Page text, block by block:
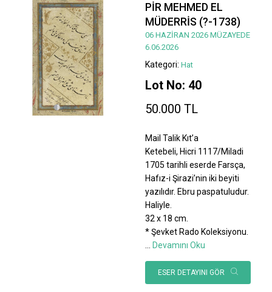
PİR MEHMED EL
MÜDERRİS (?-1738)
06 HAZİRAN 2026 MÜZAYEDE
6.06.2026
Kategori: Hat
Lot No: 40
50.000 TL
Mail Talik Kıt’a
Ketebeli, Hicri 1117/Miladi
1705 tarihli eserde Farsça,
Hafız-i Şirazi’nin iki beyiti
yazılıdır. Ebru paspatuludur.
Haliyle.
32 x 18 cm.
* Şevket Rado Koleksiyonu.
Devamını Oku
ESER DETAYINI GÖR